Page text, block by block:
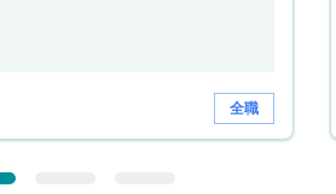
全職